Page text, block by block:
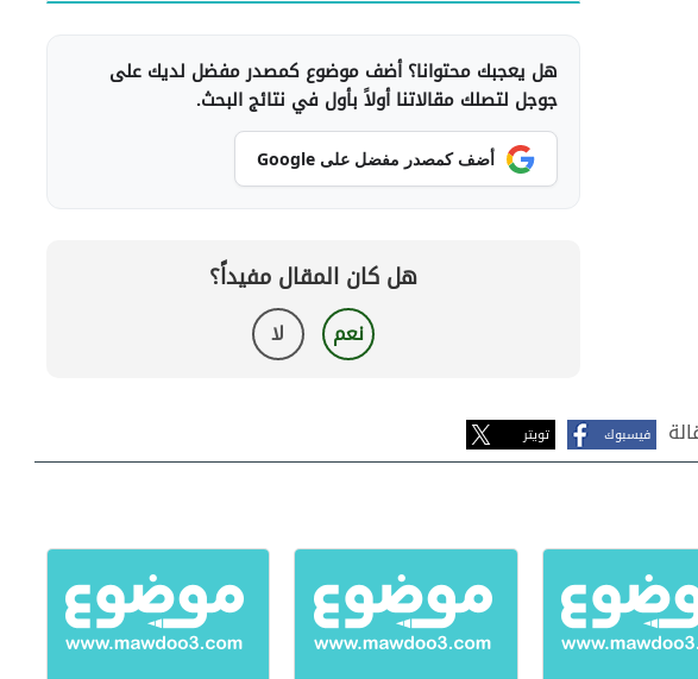
هل يعجبك محتوانا؟ أضف موضوع كمصدر مفضل لديك على
جوجل لتصلك مقالاتنا أولاً بأول في نتائج البحث.
أضف كمصدر مفضل على Google
هل كان المقال مفيداً؟
نعم لا
فيسبوك تويتر